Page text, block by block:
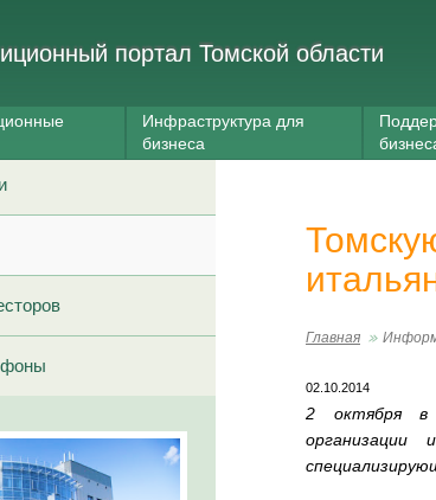
портал Томской области
Инфраструктура для
бизнеса
Главная
02.10.2014
2 октября в